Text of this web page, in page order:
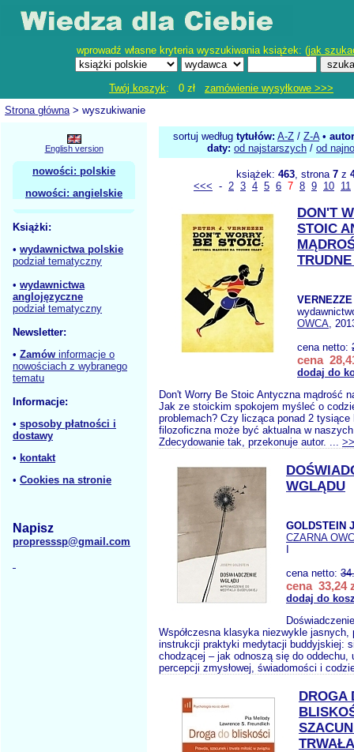
wprowadź własne kryteria wyszukiwania książek: (jak
Twój koszyk: 0 zł zamówienie wysyłkowe >>>
Strona główna> wyszukiwanie
English version
nowości: polskie
nowości: angielskie
Książki:
• wydawnictwa polskie
podział tematyczny
• wydawnictwa
anglojęzyczne
podział tematyczny
Newsletter:
• Zamów informacje o
nowościach z wybranego
tematu
Informacje:
• sposoby płatności i
dostawy
• kontakt
• Cookies na stronie
Napisz
propresssp@gmail.com
sortuj według tytułów: A-Z / Z-A•
daty: od najstarszych / od
książek: 463, strona 7z
<<< - 2 3 4 5 6 7 8 9 10 11
DON'T
STOIC
OWCA,
cena netto:
cena
dodaj do
Don't Worry Be Stoic Antyczna mądrość
Jak ze stoickim spokojem myśleć o
problemach? Czy licząca ponad 2 tysiące
filozoficzna może być aktualna w
Zdecydowanie tak, przekonuje autor. ...
WGLĄDU
GOLDSTEIN
CZARNA
cena netto:
cena 33,24
dodaj do
Współczesna klasyka niezwykle jasnych,
instrukcji praktyki medytacji buddyjskiej:
chodzącej – jak odnoszą się do oddechu,
percepcji zmysłowej, świadomości i
DROGA